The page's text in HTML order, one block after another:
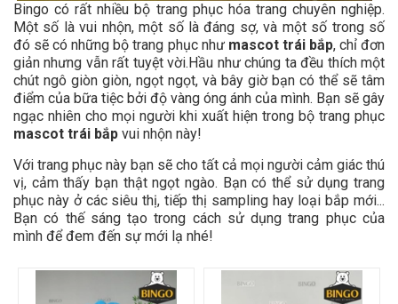
Bingo có rất nhiều bộ trang phục hóa trang chuyên nghiệp.
Một số là vui nhộn, một số là đáng sợ, và một số trong số
đó sẽ có những bộ trang phục như mascot trái bắp, chỉ đơn
giản nhưng vẫn rất tuyệt vời.Hầu như chúng ta đều thích một
chút ngô giòn giòn, ngọt ngọt, và bây giờ bạn có thể sẽ tâm
điểm của bữa tiệc bởi độ vàng óng ánh của mình. Bạn sẽ gây
ngạc nhiên cho mọi người khi xuất hiện trong bộ trang phục
mascot trái bắp vui nhộn này!
Với trang phục này bạn sẽ cho tất cả mọi người cảm giác thú
vị, cảm thấy bạn thật ngọt ngào. Bạn có thể sử dụng trang
phục này ở các siêu thị, tiếp thị sampling hay loại bắp mới...
Bạn có thế sáng tạo trong cách sử dụng trang phục của
mình để đem đến sự mới lạ nhé!